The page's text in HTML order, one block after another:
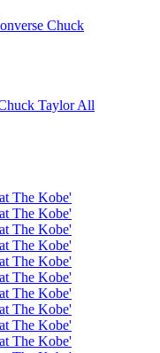
Taylor All